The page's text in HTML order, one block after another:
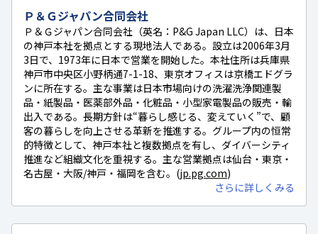
Ｐ＆Ｇジャパン合同会社
Ｐ＆Ｇジャパン合同会社（英名：P&G Japan LLC）は、日本
の神戸本社を拠点とする現地法人である。設立は2006年3月
3日で、1973年に日本で営業を開始した。本社住所は兵庫県
神戸市中央区小野柄通7-1-18、東京オフィスは京橋エドグラ
ンに所在する。主な事業は日本市場向けの洗濯洗浄関連製
品・紙製品・医薬部外品・化粧品・小型家電製品の販売・輸
出入である。長期方針は“暮らし感じる、変えていく”で、顧
客の暮らしを向上させる革新を推進する。グループ内の恒常
的特徴として、神戸本社と複数拠点を有し、ダイバーシティ
推進など組織文化を重視する。主な営業拠点は仙台・東京・
名古屋・大阪/神戸・福岡を含む。(jp.pg.com)
さらに詳しくみる